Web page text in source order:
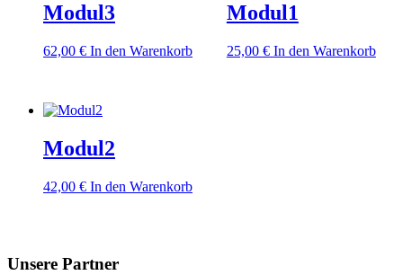
Modul3
62,00 € In den Warenkorb
Modul1
25,00 € In den Warenkorb
Modul2
42,00 € In den Warenkorb
Unsere Partner